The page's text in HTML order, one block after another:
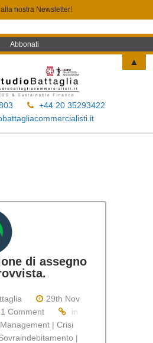
+44 20 35293422
di assegno
29th Nov
1 Comment
in
| Crisi
|
alla nostra Newsletter!
▲